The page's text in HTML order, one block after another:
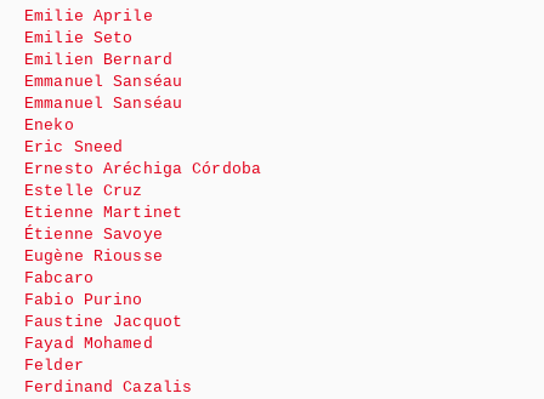
Emilie Aprile
Emilie Seto
Emilien Bernard
Emmanuel Sanséau
Emmanuel Sanséau
Eneko
Eric Sneed
Ernesto Aréchiga Córdoba
Estelle Cruz
Etienne Martinet
Étienne Savoye
Eugène Riousse
Fabcaro
Fabio Purino
Faustine Jacquot
Fayad Mohamed
Felder
Ferdinand Cazalis